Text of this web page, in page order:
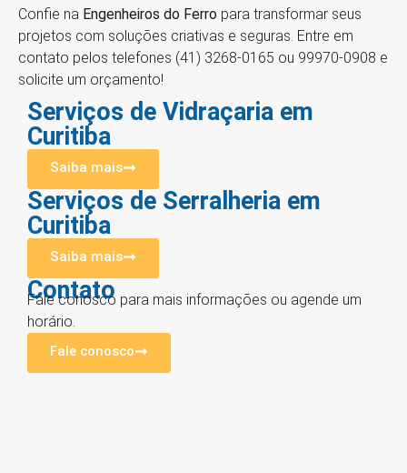
Confie na Engenheiros do Ferro para transformar seus
projetos com soluções criativas e seguras. Entre em
contato pelos telefones (41) 3268-0165 ou 99970-0908 e
solicite um orçamento!
Serviços de Vidraçaria em
Curitiba
Saiba mais
Serviços de Serralheria em
Curitiba
Saiba mais
Contato
Fale conosco para mais informações ou agende um
horário.
Fale conosco